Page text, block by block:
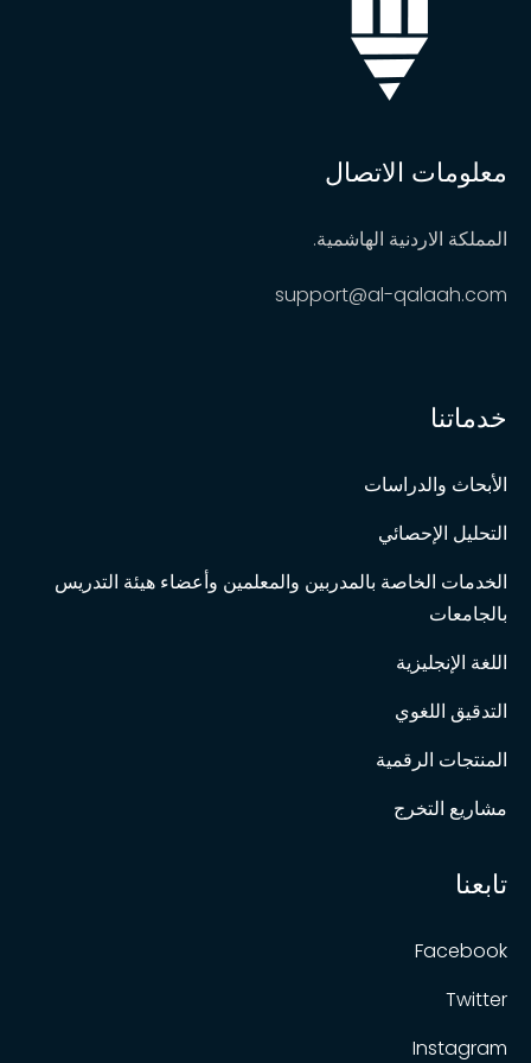
معلومات الاتصال
المملكة الاردنية الهاشمية.
support@al-qalaah.com
خدماتنا
الأبحاث والدراسات
التحليل الإحصائي
الخدمات الخاصة بالمدربين والمعلمين وأعضاء هيئة التدريس
بالجامعات
اللغة الإنجليزية
التدقيق اللغوي
المنتجات الرقمية
مشاريع التخرج
تابعنا
Facebook
Twitter
Instagram